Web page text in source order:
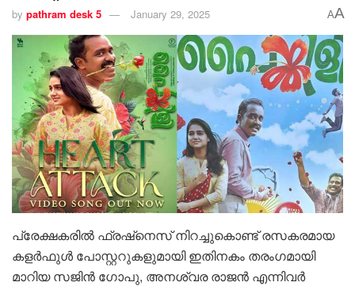
by pathram desk 5 January 29, 2025 AA
പ്രേക്ഷകരില്‍ ഫ്രഷ്‌നെസ് നിറച്ചുകൊണ്ട് രസകരമായ
കളര്‍ഫുള്‍ പോസ്റ്ററുകളുമായി ഇതിനകം തരംഗമായി
മാറിയ സജിന്‍ ഗോപു, അനശ്വര രാജന്‍ എന്നിവര്‍